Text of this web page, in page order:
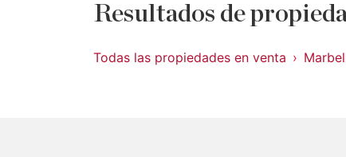
Resultados de
Todas las propiedades en venta